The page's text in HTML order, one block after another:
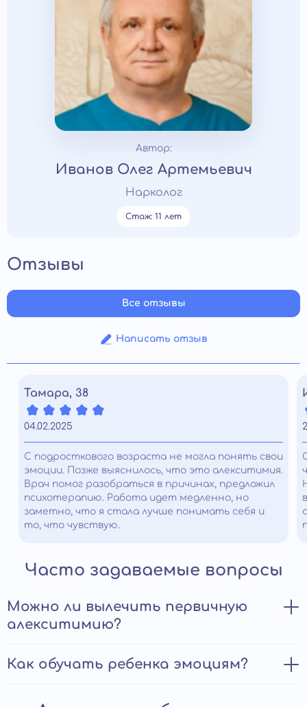
Автор:
Иванов Олег Артемьевич
Нарколог
Стаж: 11 лет
Отзывы
Написать отзыв
Все отзывы
Тамара, 38
04.02.2025
С подросткового возраста не могла понять свои
эмоции. Позже выяснилось, что это алекситимия.
Врач помог разобраться в причинах, предложил
психотерапию. Работа идет медленно, но
заметно, что я стала лучше понимать себя и
то, что чувствую.
Часто задаваемые вопросы
Можно ли вылечить первичную
алекситимию?
В настоящее время не существует специфических
медикаментозных лекарственных препаратов для
очень эффективной в помощи людям, страдающим от
Как обучать ребенка эмоциям?